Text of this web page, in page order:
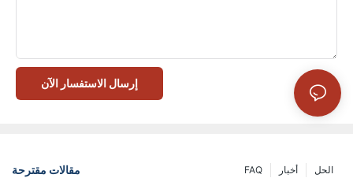
إرسال الاستفسار الآن
مقالات مقترحة الحل أخبار FAQ